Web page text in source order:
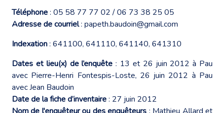
Téléphone: 05 58 77 77 02 / 06 73 38 25 05
Adresse de courriel: papeth.baudoin@gmail.com
Indexation: 641100, 641110, 641140, 641310
Dates et lieu(x) de l’enquête : 13 et 26 juin 2012 à Pau
avec Pierre-Henri Fontespis-Loste, 26 juin 2012 à Pau
avec Jean Baudoin
Date de la fiche d’inventaire: 27 juin 2012